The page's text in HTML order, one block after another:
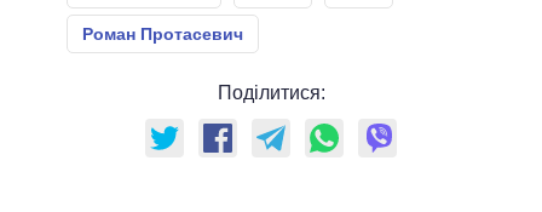
Роман Протасевич
Поділитися: